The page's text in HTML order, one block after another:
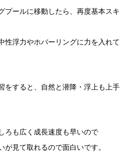
プールに移動したら、再度基本スキ
性浮力やホバーリングに力を入れて
をすると、自然と潜降・浮上も上手
ろも広く成長速度も早いので
が見て取れるので面白いです。